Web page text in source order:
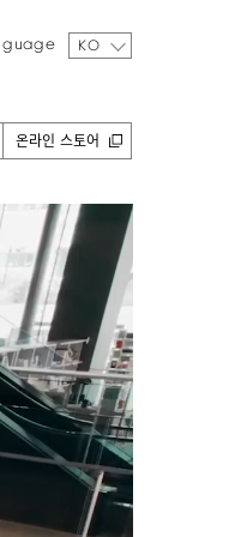
KO
온라인 스토어